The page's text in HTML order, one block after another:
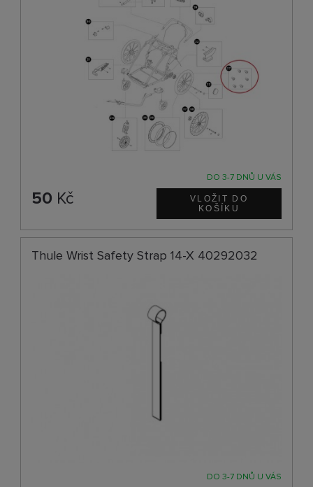
DO 3-7 DNŮ U VÁS
50 Kč
Thule Wrist Safety Strap 14-X 40292032
DO 3-7 DNŮ U VÁS